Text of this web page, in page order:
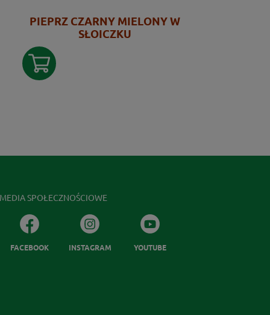
PIEPRZ CZARNY MIELONY W
SŁOICZKU
MEDIA SPOŁECZNOŚCIOWE
FACEBOOK INSTAGRAM YOUTUBE